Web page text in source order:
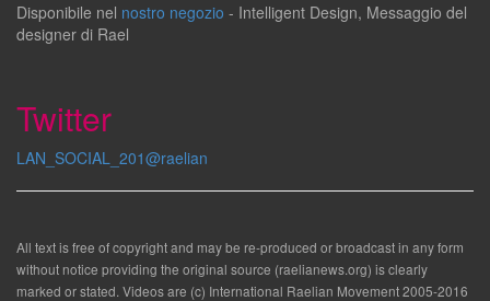
Disponibile nel nostro negozio - Intelligent Design, Messaggio del
designer di Rael
Twitter
LAN_SOCIAL_201@raelian
All text is free of copyright and may be re-produced or broadcast in any form
without notice providing the original source (raelianews.org) is clearly
marked or stated. Videos are (c) International Raelian Movement 2005-2016